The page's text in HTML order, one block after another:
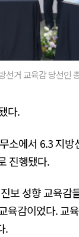
거 교육감 당선인
다.
소에서 6.3 지
진행됐다.
보 성향 교육감
감이었다. 교
.